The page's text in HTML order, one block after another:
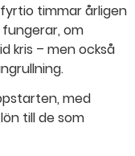
timmar årligen
om
kris – men också
med
till de som